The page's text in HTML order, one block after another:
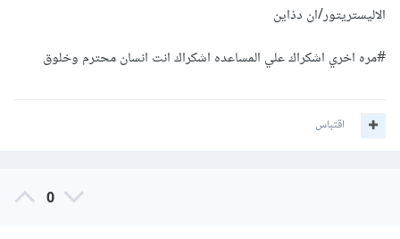
الاليستريتور/ان دذاين
#مره اخري اشكراك علي المساعده اشكراك انت انسان محترم وخلوق
اقتباس
0